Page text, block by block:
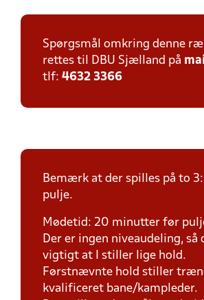
Spørgsmål omkring denne
rettes til DBU Sjælland på mail
tlf: 4632 3366
Bemærk at der spilles på to
pulje.
Mødetid: 20 minutter før
Der er ingen niveaudeling, så
vigtigt at I stiller lige hold.
Førstnævnte hold stiller
kvalificeret bane/kampleder.